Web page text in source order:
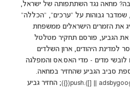
מחאה נגד השתתפותה של ישראל,
שמדבר גבוהות על "ערכים", "הכללה"
את הזמרים הישראלים ממשפחת
הגביע, פורסם תחקיר מטלטל
למדינת היהודים, ארון השלדים
מדים - מדי האס.אס והמפלגה
סביב הגביע שהחזיר במחאה.
(adsbygoogle = window.adsbygoogle || []).push({}); החזיר גביע